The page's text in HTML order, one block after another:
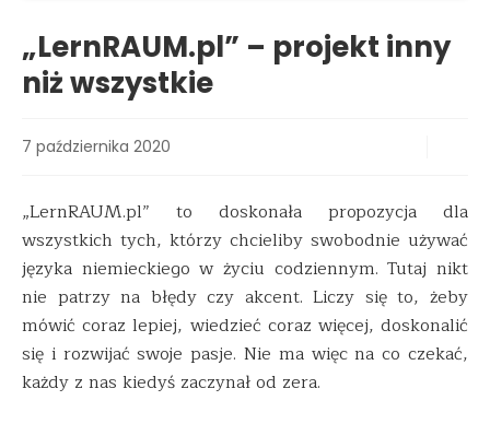
„LernRAUM.pl” – projekt inny
niż wszystkie
7 października 2020
„LernRAUM.pl” to doskonała propozycja dla
wszystkich tych, którzy chcieliby swobodnie używać
języka niemieckiego w życiu codziennym. Tutaj nikt
nie patrzy na błędy czy akcent. Liczy się to, żeby
mówić coraz lepiej, wiedzieć coraz więcej, doskonalić
się i rozwijać swoje pasje. Nie ma więc na co czekać,
każdy z nas kiedyś zaczynał od zera.